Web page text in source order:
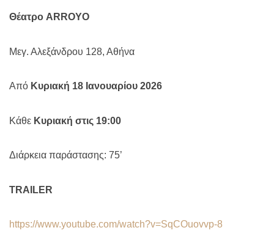
Θέατρο ARROYO
Μεγ. Αλεξάνδρου 128, Αθήνα
Από Κυριακή 18 Ιανουαρίου 2026
Κάθε Κυριακή στις 19:00
Διάρκεια παράστασης: 75’
TRAILER
https://www.youtube.com/watch?v=SqCOuovvp-8